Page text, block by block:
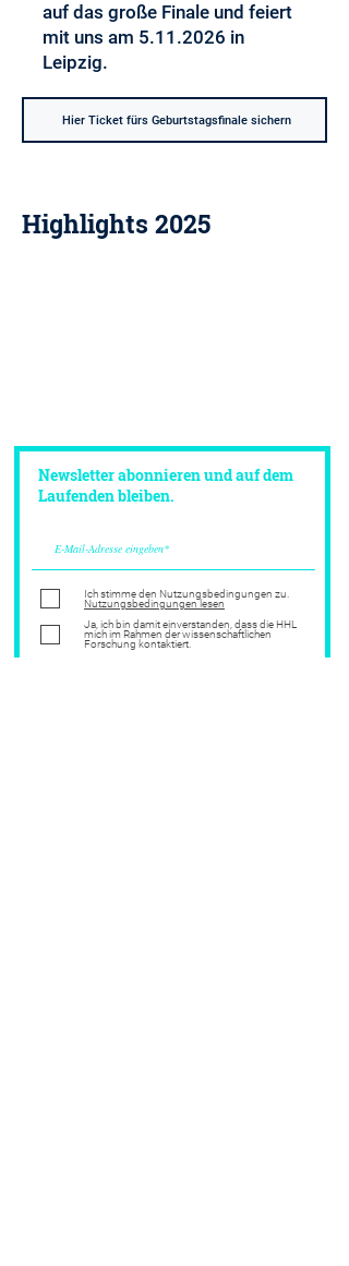
auf das große Finale und feiert
mit uns am 5.11.2026 in
Leipzig.
Hier Ticket fürs Geburtstagsfinale sichern
Highlights 2025
Newsletter abonnieren und auf dem
Laufenden bleiben.
Ich stimme den Nutzungsbedingungen zu.
Nutzungsbedingungen lesen
Ja, ich bin damit einverstanden, dass die HHL
mich im Rahmen der wissenschaftlichen
Forschung kontaktiert.